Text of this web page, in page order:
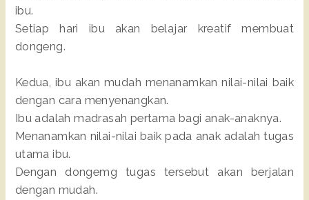
ibu.
Setiap hari ibu akan belajar kreatif membuat
dongeng.
Kedua, ibu akan mudah menanamkan nilai-nilai baik
dengan cara menyenangkan.
Ibu adalah madrasah pertama bagi anak-anaknya.
Menanamkan nilai-nilai baik pada anak adalah tugas
utama ibu.
Dengan dongemg tugas tersebut akan berjalan
dengan mudah.